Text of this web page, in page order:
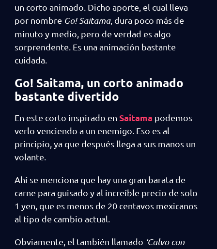
un corto animado. Dicho aporte, el cual lleva
por nombre Go! Saitama, dura poco más de
minuto y medio, pero de verdad es algo
sorprendente. Es una animación bastante
cuidada.
Go! Saitama, un corto animado
bastante divertido
En este corto inspirado en Saitama podemos
verlo venciendo a un enemigo. Eso es al
principio, ya que después llega a sus manos un
volante.
Ahí se menciona que hay una gran barata de
carne para guisado y al increíble precio de solo
1 yen, que es menos de 20 centavos mexicanos
al tipo de cambio actual.
Obviamente, el también llamado ‘Calvo con